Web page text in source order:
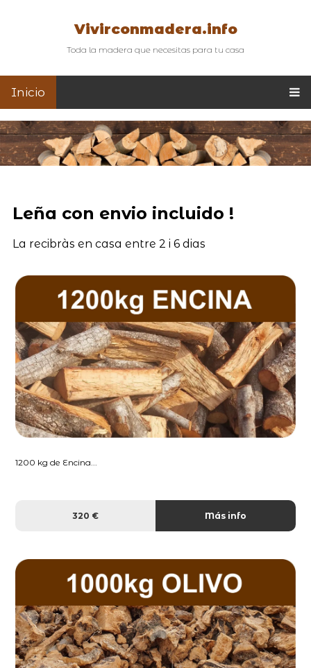
Vivirconmadera.info
Toda la madera que necesitas para tu casa
Inicio
Leña con envio incluido !
La recibràs en casa entre 2 i 6 dias
1200 kg de Encina...
320 € Más info